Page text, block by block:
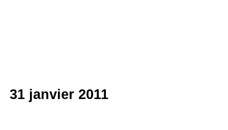
31 janvier 2011